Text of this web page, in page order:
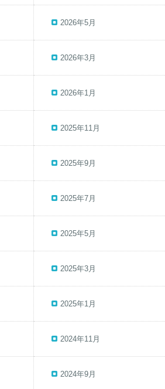
2026年5月
2026年3月
2026年1月
2025年11月
2025年9月
2025年7月
2025年5月
2025年3月
2025年1月
2024年11月
2024年9月